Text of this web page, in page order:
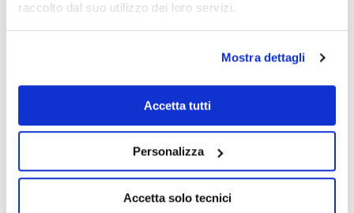
raccolto dal suo utilizzo dei loro servizi.
Mostra dettagli
Accetta tutti
Personalizza
Accetta solo tecnici
Misure esterne:
Altezza:
trousse analisi acqua
Montaggio
Le piscine Ecowood si caratterizzano per l’estrema semplicità di
installazione. Verrà sempre fornito il manuale di installazione.